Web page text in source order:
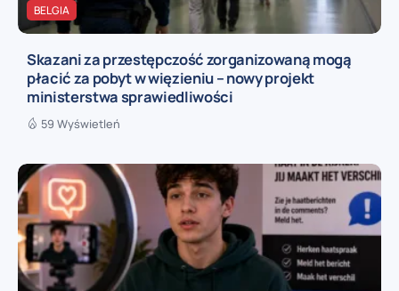
BELGIA
Skazani za przestępczość zorganizowaną mogą
płacić za pobyt w więzieniu – nowy projekt
ministerstwa sprawiedliwości
59 Wyświetleń